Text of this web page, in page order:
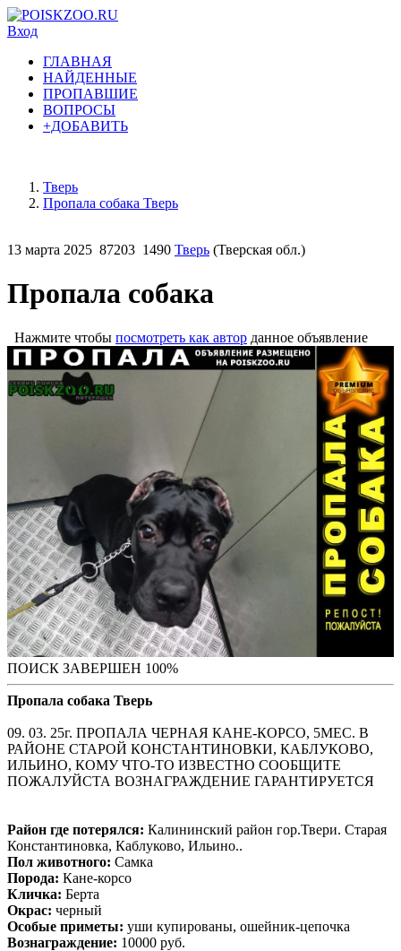
Вход
ГЛАВНАЯ
НАЙДЕННЫЕ
ПРОПАВШИЕ
ВОПРОСЫ
+ДОБАВИТЬ
Тверь
Пропала собака Тверь
13 марта 2025 87203 1490 Тверь (Тверская обл.)
Пропала собака
Нажмите чтобы посмотреть как автор данное объявление
ПОИСК ЗАВЕРШЕН 100%
Пропала собака Тверь
09. 03. 25г. ПРОПАЛА ЧЕРНАЯ КАНЕ-КОРСО, 5МЕС. В
РАЙОНЕ СТАРОЙ КОНСТАНТИНОВКИ, КАБЛУКОВО,
ИЛЬИНО, КОМУ ЧТО-ТО ИЗВЕСТНО СООБЩИТЕ
ПОЖАЛУЙСТА ВОЗНАГРАЖДЕНИЕ ГАРАНТИРУЕТСЯ
Район где потерялся: Калининский район гор.Твери. Старая
Константиновка, Каблуково, Ильино..
Пол животного: Самка
Порода: Кане-корсо
Кличка: Берта
Окрас: черный
Особые приметы: уши купированы, ошейник-цепочка
Вознаграждение: 10000 руб.